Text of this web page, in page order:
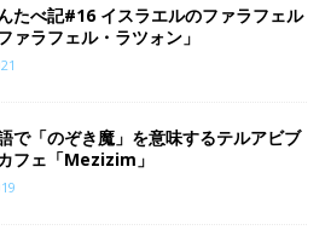
たべ記#16 イスラエルのファラフェル
ァラフェル・ラツォン」
で「のぞき魔」を意味するテルアビブ
フェ「Mezizim」